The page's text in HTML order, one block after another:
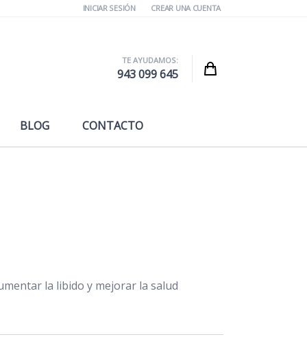
INICIAR SESIÓN CREAR UNA CUENTA
TE AYUDAMOS:
943 099 645 Cart
BLOG CONTACTO
la libido y mejorar la salud